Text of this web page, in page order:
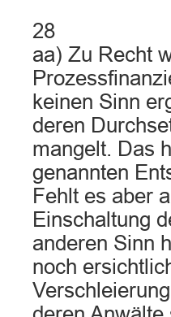
28
aa) Zu Recht
keinen Sinn
deren
mangelt. Das
genannten
Fehlt es aber
Einschaltung
anderen Sinn
noch